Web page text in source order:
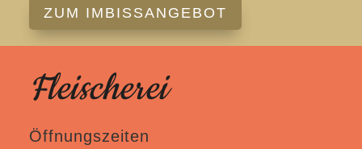
ZUM IMBISSANGEBOT
Fleischerei
Öffnungszeiten